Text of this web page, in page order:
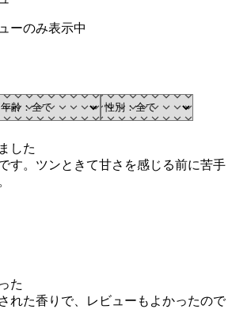
ーのみ表示中
した
す。ツンときて甘さを感じる前に苦手
た
れた香りで、レビューもよかったので